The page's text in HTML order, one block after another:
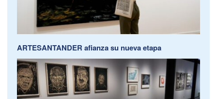
ARTESANTANDER afianza su nueva etapa